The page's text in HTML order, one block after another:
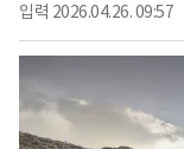
입력 2026.04.26. 09:57